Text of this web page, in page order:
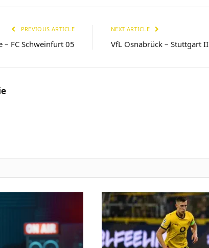
PREVIOUS ARTICLE
– FC Schweinfurt 05
NEXT ARTICLE
VfL Osnabrück – Stuttgart II